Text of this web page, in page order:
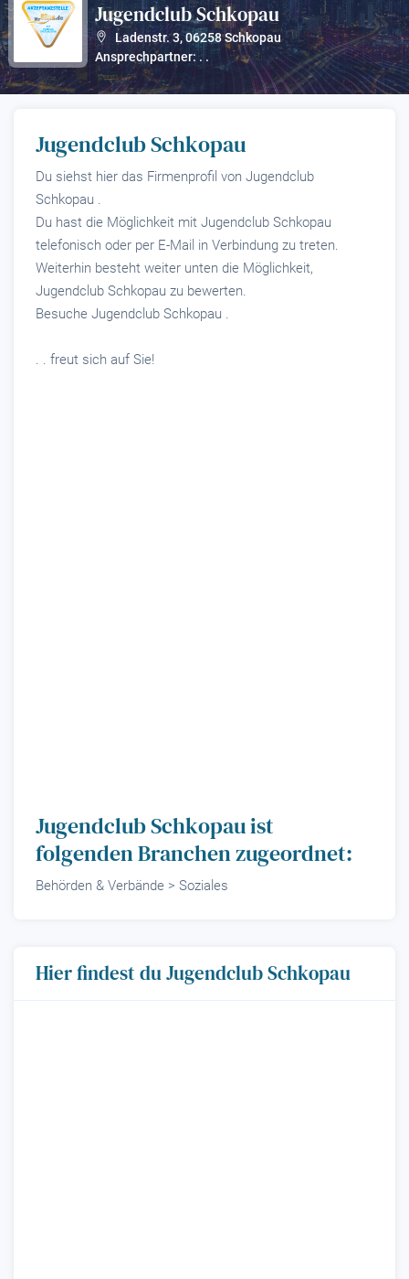
Jugendclub Schkopau ?
Ladenstr. 3,06258Schkopau
Ansprechpartner: . .
Jugendclub Schkopau
Du siehst hier das Firmenprofil von Jugendclub
Schkopau .
Du hast die Möglichkeit mit Jugendclub Schkopau
telefonisch oder per E-Mail in Verbindung zu treten.
Weiterhin besteht weiter unten die Möglichkeit,
Jugendclub Schkopau zu bewerten.
Besuche Jugendclub Schkopau .
. . freut sich auf Sie!
Jugendclub Schkopau ist
folgenden Branchen zugeordnet:
Behörden & Verbände > Soziales
Hier findest du Jugendclub Schkopau